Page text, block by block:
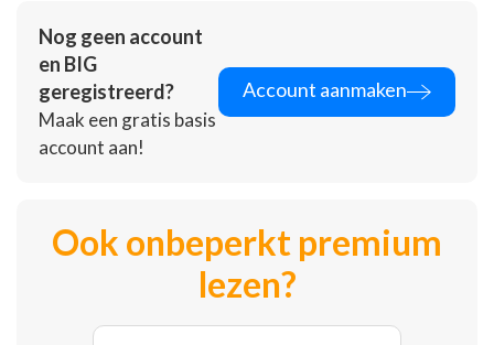
Nog geen account
en BIG
geregistreerd?
Maak een gratis basis
account aan!
Account aanmaken
Ook onbeperkt premium
lezen?